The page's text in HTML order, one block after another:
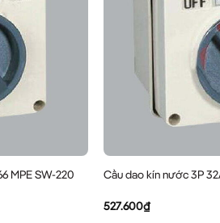
MPE SW-220 Cầu dao kín nước 3P
527.600₫